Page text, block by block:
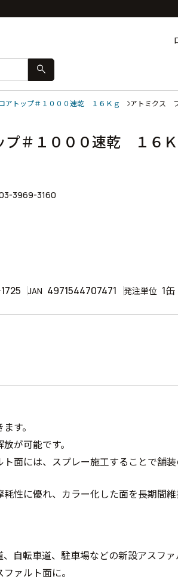
search
アトップ＃１０００速乾 １６Ｋｇ アトミクス
プ＃１０００速乾 １６
3969-3160
JAN 4971544707471 発注単位 1缶
す。
が可能です。
面には、スプレー施工することで舗
性に優れ、カラー化した面を長期間維
自転車道、駐車場などの新設アスファ
ァルト面に。